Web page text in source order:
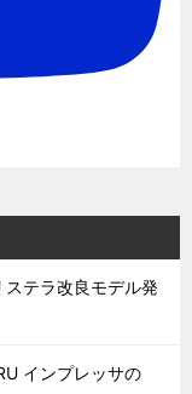
ステラ改良モデル発
インプレッサの